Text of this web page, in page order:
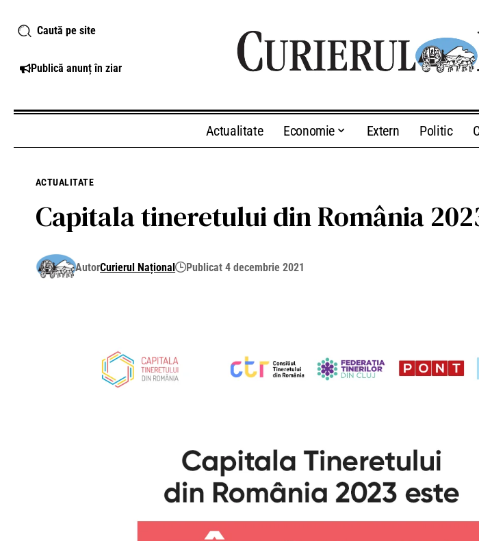
Caută pe site
Publică anunț în ziar
Actualitate Economie Extern Politic
ACTUALITATE
Capitala tineretului din România
AutorCurierul Național Publicat 4 decembrie 2021